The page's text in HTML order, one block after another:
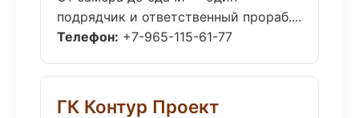
подрядчик и ответственный прораб....
Телефон: +7-965-115-61-77
ГК Контур Проект